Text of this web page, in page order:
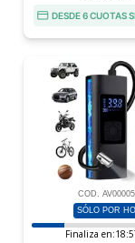
DESDE 6 CUOTAS
COD.
SÓLO POR
Finaliza en: